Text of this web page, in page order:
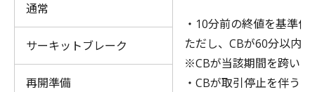
通常
・10分前の終値を基準価
ただし、CBが60分以内
※CBが当該期間を跨いで
・CBが取引停止を伴う
サーキットブレーク
再開準備